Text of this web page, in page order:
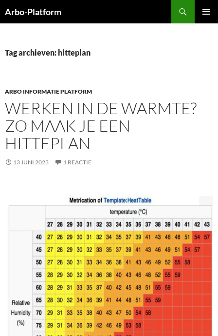
naar
Arbo-Platform
Tag archieven: hitteplan
ARBO INFORMATIE PLATFORM
WERKEN IN DE WARMTE?
ZO MAAK JE EEN
HITTEPLAN
13 JUNI 2023 1 REACTIE